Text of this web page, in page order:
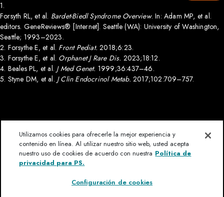
1.
Forsyth RL, et al. Bardet-Biedl Syndrome Overview. In: Adam MP, et al.
editors. GeneReviews® [Internet]. Seattle (WA): University of Washington,
Seattle; 1993–2023.
2. Forsythe E, et al. Front Pediat. 2018;6:23.
3. Forsythe E, et al. Orphanet J Rare Dis. 2023;18:12.
4. Beales PL, et al. J Med Genet. 1999;36:437–46.
5. Styne DM, et al. J Clin Endocrinol Metab. 2017;102:709–757.
¿Tiene una pregunta?
Advertencia legal
Mapa del sitio
Utilizamos cookies para ofrecerle la mejor experiencia y
contenido en línea. Al utilizar nuestro sitio web, usted acepta
nuestro uso de cookies de acuerdo con nuestra Política de
privacidad para PS.
Configuración de cookies